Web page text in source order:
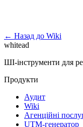
← Назад до Wiki
whitead
ШІ-інструменти для
Продукти
Аудит
Wiki
Агенційні
UTM-генератор